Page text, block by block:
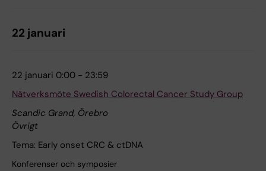
22 januari
22 januari 0:00 - 23:59
Nätverksmöte Swedish Colorectal Cancer Study Group
Scandic Grand, Örebro
Övrigt
Tema: Early onset CRC & ctDNA
Konferenser och symposier